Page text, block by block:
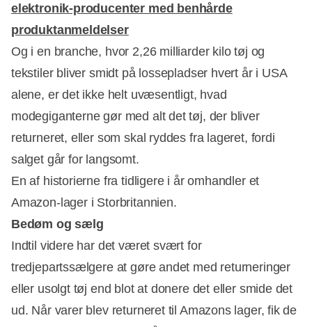
elektronik-producenter med benhårde
produktanmeldelser
Og i en branche, hvor 2,26 milliarder kilo tøj og
tekstiler bliver smidt på lossepladser hvert år i USA
alene, er det ikke helt uvæsentligt, hvad
modegiganterne gør med alt det tøj, der bliver
returneret, eller som skal ryddes fra lageret, fordi
salget går for langsomt.
En af historierne fra tidligere i år omhandler et
Amazon-lager i Storbritannien.
Bedøm og sælg
Indtil videre har det været svært for
tredjepartssælgere at gøre andet med returneringer
eller usolgt tøj end blot at donere det eller smide det
ud. Når varer blev returneret til Amazons lager, fik de